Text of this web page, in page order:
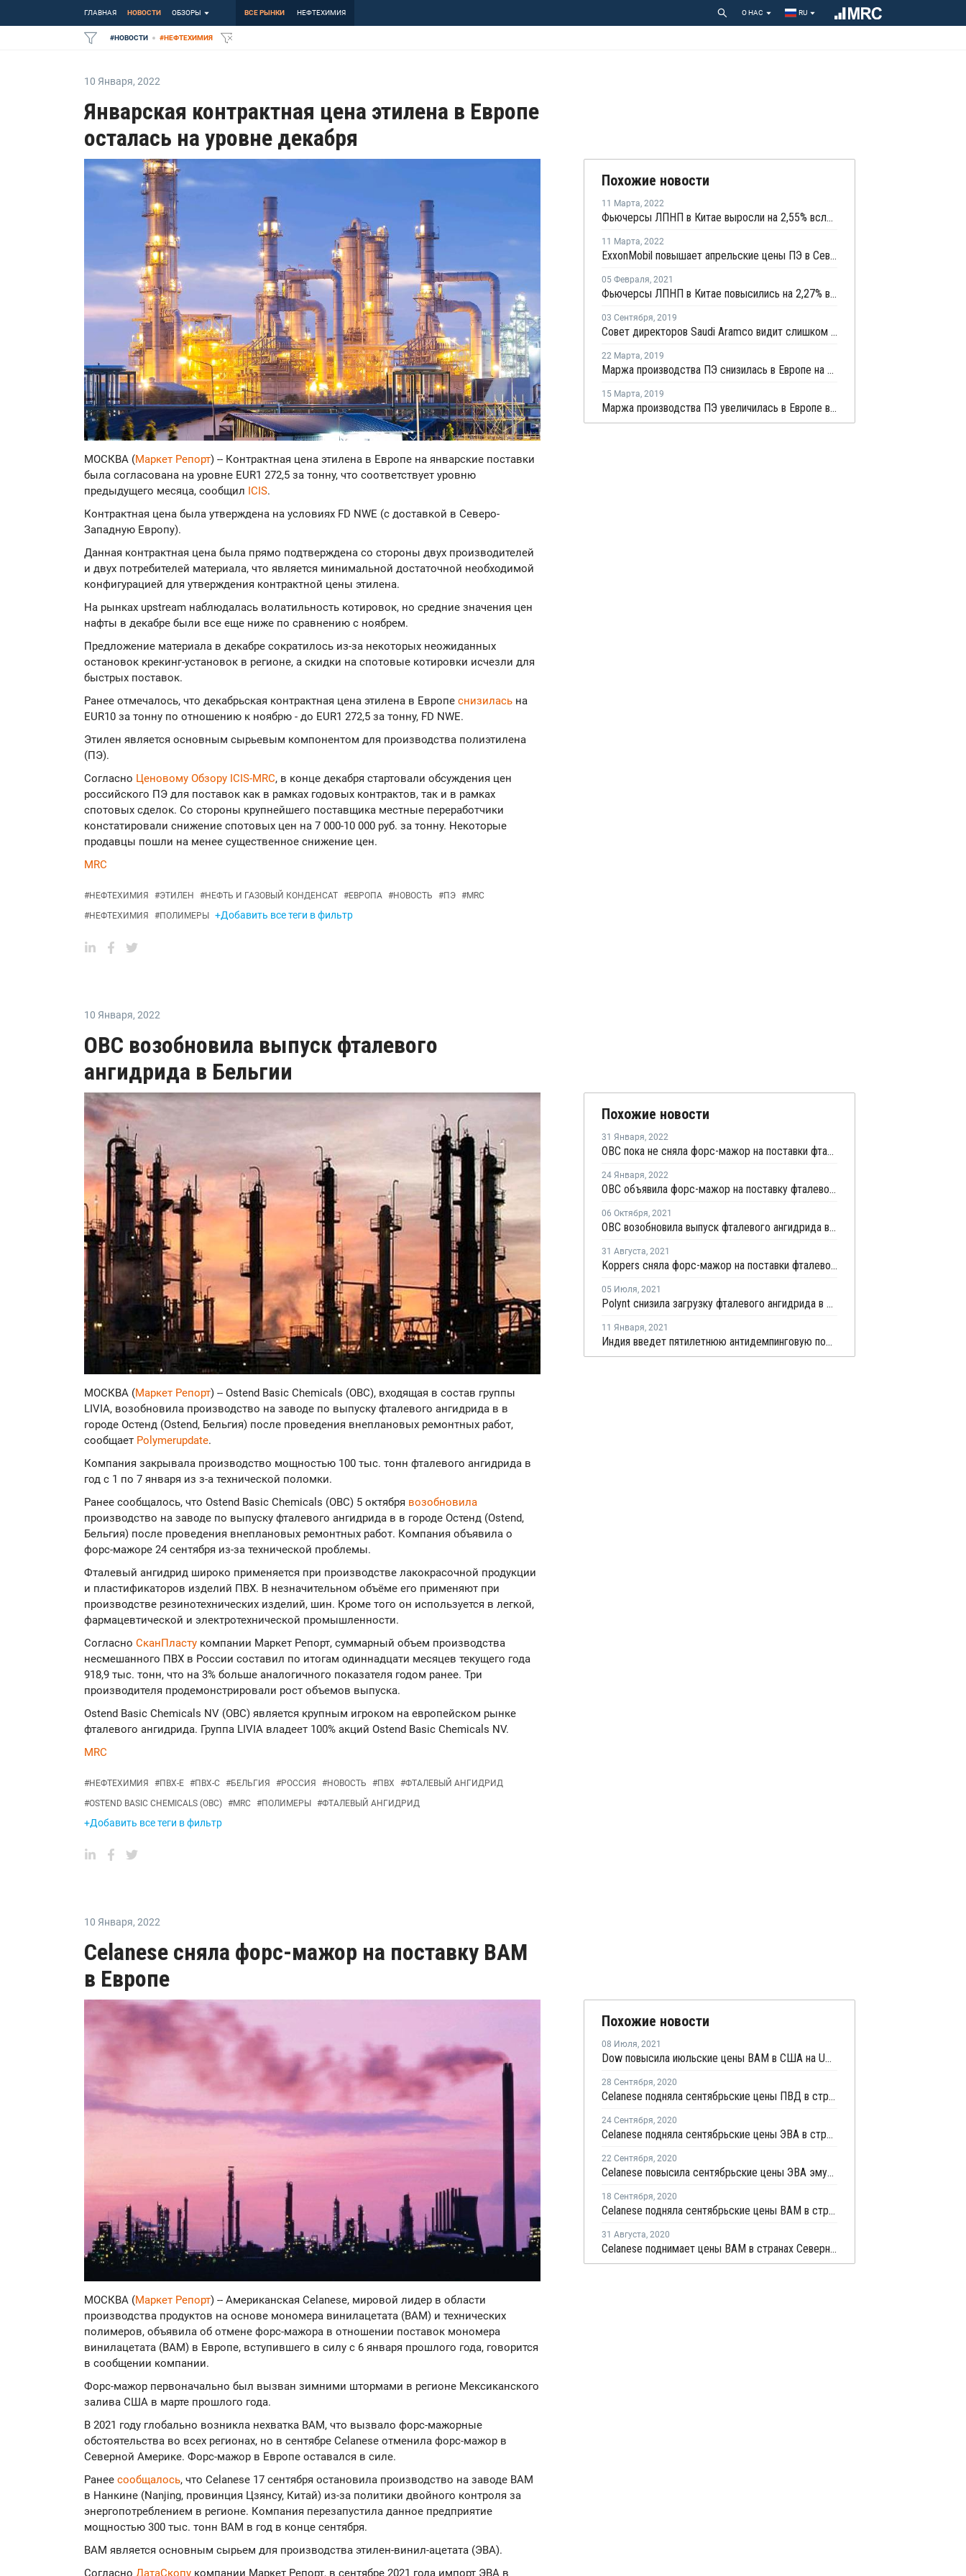
ГЛАВНАЯ НОВОСТИ ОБЗОРЫ ВСЕ РЫНКИ НЕФТЕХИМИЯ О НАС RU
#НОВОСТИ #НЕФТЕХИМИЯ
10 Января, 2022
Январская контрактная цена этилена в Европе
осталась на уровне декабря
МОСКВА (Маркет Репорт) -- Контрактная цена этилена в Европе на январские поставки
была согласована на уровне EUR1 272,5 за тонну, что соответствует уровню
предыдущего месяца, сообщил ICIS.
Контрактная цена была утверждена на условиях FD NWE (с доставкой в Северо-
Западную Европу).
Данная контрактная цена была прямо подтверждена со стороны двух производителей
и двух потребителей материала, что является минимальной достаточной необходимой
конфигурацией для утверждения контрактной цены этилена.
На рынках upstream наблюдалась волатильность котировок, но средние значения цен
нафты в декабре были все еще ниже по сравнению с ноябрем.
Предложение материала в декабре сократилось из-за некоторых неожиданных
остановок крекинг-установок в регионе, а скидки на спотовые котировки исчезли для
быстрых поставок.
Ранее отмечалось, что декабрьская контрактная цена этилена в Европе снизилась на
EUR10 за тонну по отношению к ноябрю - до EUR1 272,5 за тонну, FD NWE.
Этилен является основным сырьевым компонентом для производства полиэтилена
(ПЭ).
Согласно Ценовому Обзору ICIS-MRC, в конце декабря стартовали обсуждения цен
российского ПЭ для поставок как в рамках годовых контрактов, так и в рамках
спотовых сделок. Со стороны крупнейшего поставщика местные переработчики
констатировали снижение спотовых цен на 7 000-10 000 руб. за тонну. Некоторые
продавцы пошли на менее существенное снижение цен.
MRC
#НЕФТЕХИМИЯ #ЭТИЛЕН #НЕФТЬ И ГАЗОВЫЙ КОНДЕНСАТ #ЕВРОПА #НОВОСТЬ #ПЭ #MRC
#НЕФТЕХИМИЯ #ПОЛИМЕРЫ +Добавить все теги в фильтр
Похожие новости
11 Марта, 2022
Фьючерсы ЛПНП в Китае выросли на 2,55% вслед за повышением котировок сырой нефти
11 Марта, 2022
ExxonMobil повышает апрельские цены ПЭ в Северной Америке
05 Февраля, 2021
Фьючерсы ЛПНП в Китае повысились на 2,27% вслед за ростом котировок сырой нефти
03 Сентября, 2019
Совет директоров Saudi Aramco видит слишком много рисков для IPO в Нью-Йорке
22 Марта, 2019
Маржа производства ПЭ снизилась в Европе на второй неделе марта
15 Марта, 2019
Маржа производства ПЭ увеличилась в Европе в начале марта
10 Января, 2022
OBC возобновила выпуск фталевого
ангидрида в Бельгии
МОСКВА (Маркет Репорт) -- Ostend Basic Chemicals (OBС), входящая в состав группы
LIVIA, возобновила производство на заводе по выпуску фталевого ангидрида в в
городе Остенд (Ostend, Бельгия) после проведения внеплановых ремонтных работ,
сообщает Polymerupdate.
Компания закрывала производство мощностью 100 тыс. тонн фталевого ангидрида в
год с 1 по 7 января из з-а технической поломки.
Ранее сообщалось, что Ostend Basic Chemicals (OBС) 5 октября возобновила
производство на заводе по выпуску фталевого ангидрида в в городе Остенд (Ostend,
Бельгия) после проведения внеплановых ремонтных работ. Компания объявила о
форс-мажоре 24 сентября из-за технической проблемы.
Фталевый ангидрид широко применяется при производстве лакокрасочной продукции
и пластификаторов изделий ПВХ. В незначительном объёме его применяют при
производстве резинотехнических изделий, шин. Кроме того он используется в легкой,
фармацевтической и электротехнической промышленности.
Согласно СканПласту компании Маркет Репорт, суммарный объем производства
несмешанного ПВХ в России составил по итогам одиннадцати месяцев текущего года
918,9 тыс. тонн, что на 3% больше аналогичного показателя годом ранее. Три
производителя продемонстрировали рост объемов выпуска.
Ostend Basic Chemicals NV (OBC) является крупным игроком на европейском рынке
фталевого ангидрида. Группа LIVIA владеет 100% акций Ostend Basic Chemicals NV.
MRC
#НЕФТЕХИМИЯ #ПВХ-Е #ПВХ-С #БЕЛЬГИЯ #РОССИЯ #НОВОСТЬ #ПВХ #ФТАЛЕВЫЙ АНГИДРИД
#OSTEND BASIC CHEMICALS (OBC) #MRC #ПОЛИМЕРЫ #ФТАЛЕВЫЙ АНГИДРИД
+Добавить все теги в фильтр
Похожие новости
31 Января, 2022
OBC пока не сняла форс-мажор на поставки фталевого ангидрида в Бельгии
24 Января, 2022
OBC объявила форс-мажор на поставку фталевого ангидрида в Бельгии
06 Октября, 2021
OBC возобновила выпуск фталевого ангидрида в Бельгии
31 Августа, 2021
Koppers сняла форс-мажор на поставки фталевого ангидрида в Иллинойсе
05 Июля, 2021
Polynt снизила загрузку фталевого ангидрида в Бергамо и Сан-Джованни-Вальдарно
11 Января, 2021
Индия введет пятилетнюю антидемпинговую пошлину на импорт фталевого ангидрида из России
10 Января, 2022
Celanese сняла форс-мажор на поставку ВАМ
в Европе
МОСКВА (Маркет Репорт) -- Американская Celanese, мировой лидер в области
производства продуктов на основе мономера винилацетата (ВАМ) и технических
полимеров, объявила об отмене форс-мажора в отношении поставок мономера
винилацетата (ВAM) в Европе, вступившего в силу с 6 января прошлого года, говорится
в сообщении компании.
Форс-мажор первоначально был вызван зимними штормами в регионе Мексиканского
залива США в марте прошлого года.
В 2021 году глобально возникла нехватка ВAM, что вызвало форс-мажорные
обстоятельства во всех регионах, но в сентябре Celanese отменила форс-мажор в
Северной Америке. Форс-мажор в Европе оставался в силе.
Ранее сообщалось, что Celanese 17 сентября остановила производство на заводе ВАМ
в Нанкине (Nanjing, провинция Цзянсу, Китай) из-за политики двойного контроля за
энергопотреблением в регионе. Компания перезапустила данное предприятие
мощностью 300 тыс. тонн ВАМ в год в конце сентября.
ВАМ является основным сырьем для производства этилен-винил-ацетата (ЭВА).
Согласно ДатаСкопу компании Маркет Репорт, в сентябре 2021 года импорт ЭВА в
Похожие новости
08 Июля, 2021
Dow повысила июльские цены ВАМ в США на USD222 за тонну
28 Сентября, 2020
Celanese подняла сентябрьские цены ПВД в странах Северной и Южной Америки
24 Сентября, 2020
Celanese подняла сентябрьские цены ЭВА в странах Северной и Южной Америки
22 Сентября, 2020
Celanese повысила сентябрьские цены ЭВА эмульсий в странах Северной и Южной Америки
18 Сентября, 2020
Celanese подняла сентябрьские цены ВАМ в странах Северной и Южной Америки
31 Августа, 2020
Celanese поднимает цены ВАМ в странах Северной и Южной Америки